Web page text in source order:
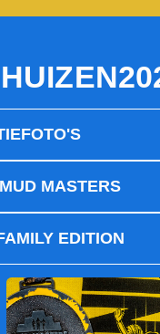
MASTERS
EDITION